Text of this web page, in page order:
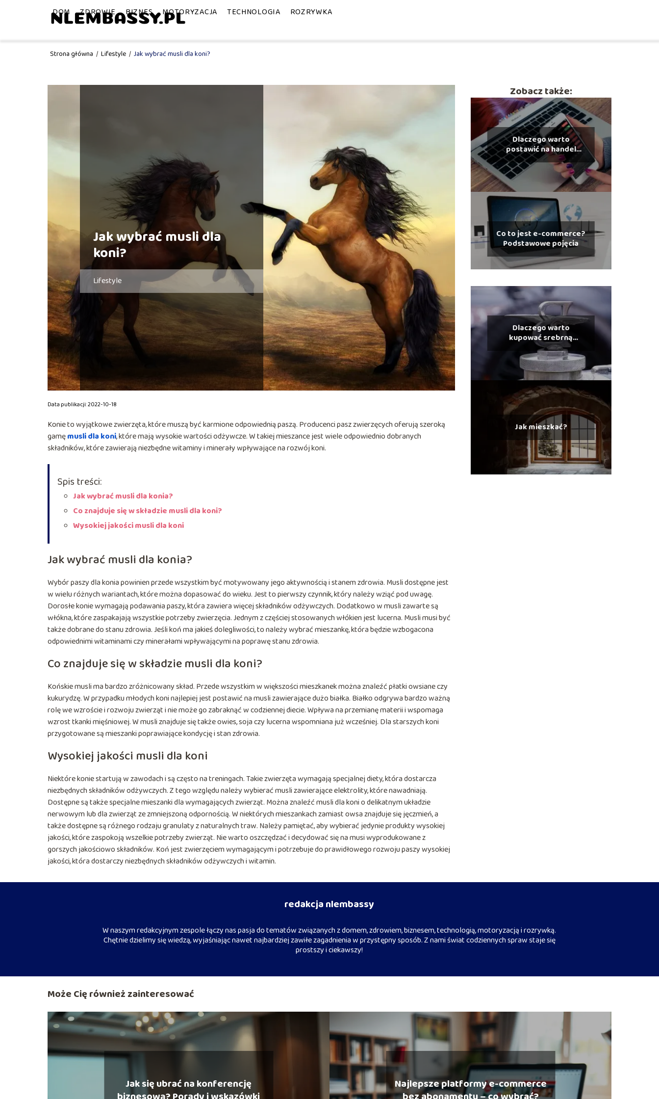
DOM ZDROWIE BIZNES MOTORYZACJA TECHNOLOGIA ROZRYWKA
Strona główna / Lifestyle / Jak wybrać musli dla koni?
Jak wybrać musli dla
koni?
Lifestyle
Data publikacji: 2022-10-18
Konie to wyjątkowe zwierzęta, które muszą być karmione odpowiednią paszą. Producenci pasz zwierzęcych oferują szeroką
gamęmusli dla koni, które mają wysokie wartości odżywcze. W takiej mieszance jest wiele odpowiednio dobranych
składników, które zawierają niezbędne witaminy i minerały wpływające na rozwój koni.
Spis treści:
Jak wybrać musli dla konia?
Co znajduje się w składzie musli dla koni?
Wysokiej jakości musli dla koni
Jak wybrać musli dla konia?
Wybór paszy dla konia powinien przede wszystkim być motywowany jego aktywnością i stanem zdrowia. Musli dostępne jest
w wielu różnych wariantach, które można dopasować do wieku. Jest to pierwszy czynnik, który należy wziąć pod uwagę.
Dorosłe konie wymagają podawania paszy, która zawiera więcej składników odżywczych. Dodatkowo w musli zawarte są
włókna, które zaspakajają wszystkie potrzeby zwierzęcia. Jednym z częściej stosowanych włókien jest lucerna. Musli musi być
także dobrane do stanu zdrowia. Jeśli koń ma jakieś dolegliwości, to należy wybrać mieszankę, która będzie wzbogacona
odpowiednimi witaminami czy minerałami wpływającymi na poprawę stanu zdrowia.
Co znajduje się w składzie musli dla koni?
Końskie musli ma bardzo zróżnicowany skład. Przede wszystkim w większości mieszkanek można znaleźć płatki owsiane czy
kukurydzę. W przypadku młodych koni najlepiej jest postawić na musli zawierające dużo białka. Białko odgrywa bardzo ważną
rolę we wzroście i rozwoju zwierząt i nie może go zabraknąć w codziennej diecie. Wpływa na przemianę materii i wspomaga
wzrost tkanki mięśniowej. W musli znajduje się także owies, soja czy lucerna wspomniana już wcześniej. Dla starszych koni
przygotowane są mieszanki poprawiające kondycję i stan zdrowia.
Wysokiej jakości musli dla koni
Niektóre konie startują w zawodach i są często na treningach. Takie zwierzęta wymagają specjalnej diety, która dostarcza
niezbędnych składników odżywczych. Z tego względu należy wybierać musli zawierające elektrolity, które nawadniają.
Dostępne są także specjalne mieszanki dla wymagających zwierząt. Można znaleźć musli dla koni o delikatnym układzie
nerwowym lub dla zwierząt ze zmniejszoną odpornością. W niektórych mieszankach zamiast owsa znajduje się jęczmień, a
także dostępne są różnego rodzaju granulaty z naturalnych traw. Należy pamiętać, aby wybierać jedynie produkty wysokiej
jakości, które zaspokoją wszelkie potrzeby zwierząt. Nie warto oszczędzać i decydować się na musi wyprodukowane z
gorszych jakościowo składników. Koń jest zwierzęciem wymagającym i potrzebuje do prawidłowego rozwoju paszy wysokiej
jakości, która dostarczy niezbędnych składników odżywczych i witamin.
Zobacz także:
Dlaczego warto
postawić na handel
elektroniczny?
Co to jest e-commerce?
Podstawowe pojęcia
Dlaczego warto
kupować srebrną
biżuterię?
Jak mieszkać?
redakcja nlembassy
W naszym redakcyjnym zespole łączy nas pasja do tematów związanych z domem, zdrowiem, biznesem, technologią, motoryzacją i rozrywką.
Chętnie dzielimy się wiedzą, wyjaśniając nawet najbardziej zawiłe zagadnienia w przystępny sposób. Z nami świat codziennych spraw staje się
prostszy i ciekawszy!
Może Cię również zainteresować
Jak się ubrać na konferencję
Najlepsze platformy e-commerce